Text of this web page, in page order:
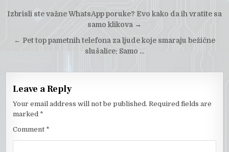
Post
Izbrisli ste važne WhatsApp poruke? Evo kako da ih vratite sa
samo klikova →
← Pet top pametnih telefona za ljude koje smaraju bežične
slušalice: Samo …
Leave a Reply
Your email address will not be published. Required fields are
marked *
Comment *